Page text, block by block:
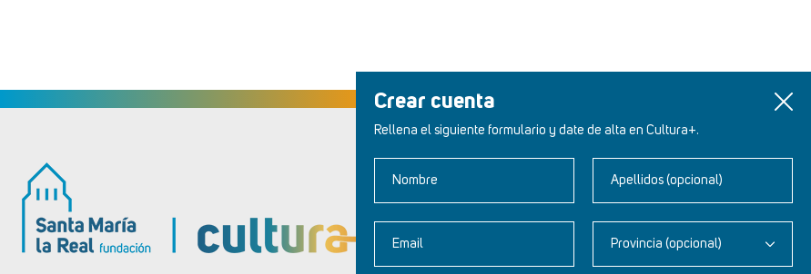
Crear cuenta
Rellena el siguiente formulario y date de alta en Cultura+.
Nombre Apellidos (opcional)
Email Provincia (opcional)